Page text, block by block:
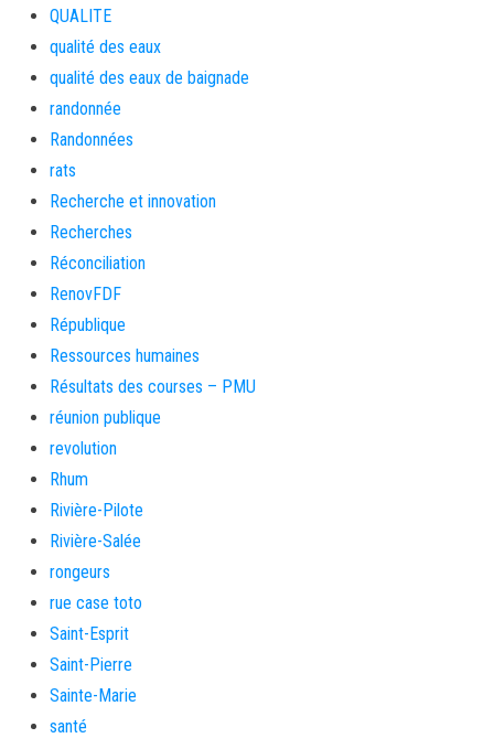
QUALITE
qualité des eaux
qualité des eaux de baignade
randonnée
Randonnées
rats
Recherche et innovation
Recherches
Réconciliation
RenovFDF
République
Ressources humaines
Résultats des courses – PMU
réunion publique
revolution
Rhum
Rivière-Pilote
Rivière-Salée
rongeurs
rue case toto
Saint-Esprit
Saint-Pierre
Sainte-Marie
santé